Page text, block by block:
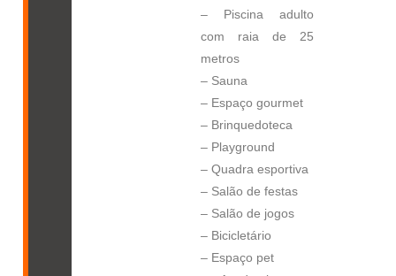
– Piscina adulto
com raia de 25
metros
– Sauna
– Espaço gourmet
– Brinquedoteca
– Playground
– Quadra esportiva
– Salão de festas
– Salão de jogos
– Bicicletário
– Espaço pet